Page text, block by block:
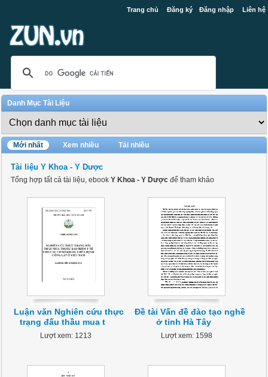
Trang chủ Đăng ký Đăng nhập Liên hệ
Danh Mục Tài Liệu
Mới nhất Xem nhiều Tải nhiều
Tài liệu Y Khoa - Y Dược
Tổng hợp tất cả tài liệu, ebookY Khoa - Y Dược để tham khảo
Luận văn Nghiên cứu thực
trạng đấu thầu mua t
Lượt xem: 1213
Đề tài Vấn đề đào tạo nghề
ở tỉnh Hà Tây
Lượt xem: 1598